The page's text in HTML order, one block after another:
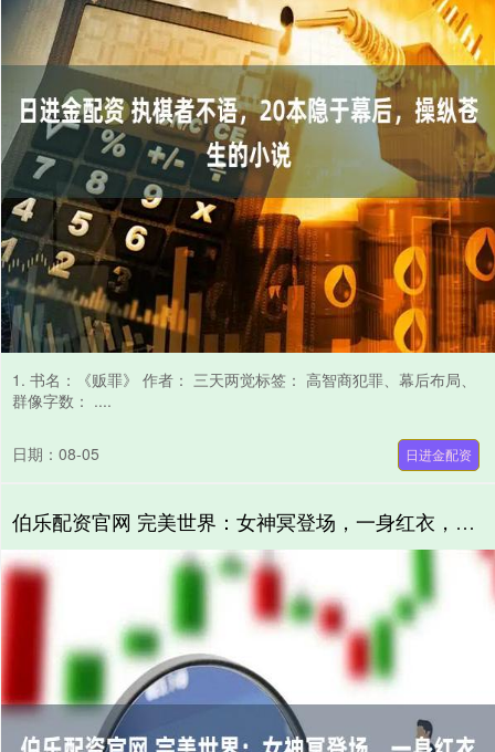
1. 书名：《贩罪》 作者： 三天两觉标签： 高智商犯罪、幕后布局、
群像字数： ....
日期：08-05 日进金配资
伯乐配资官网 完美世界：女神冥登场，一身红衣，美艳又性感，清漪粉丝破防了